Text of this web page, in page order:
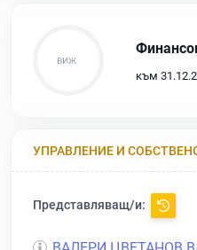
към
УПРАВЛЕНИЕ И
Представляващ/и: